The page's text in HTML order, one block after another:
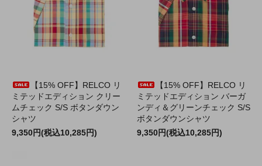
【15% OFF】RELCO リ
ミテッドエディション クリー
ムチェック S/S ボタンダウン
シャツ
9,350円(税込10,285円)
【15% OFF】RELCO リ
ミテッドエディション バーガ
ンディ＆グリーンチェック S/S
ボタンダウンシャツ
9,350円(税込10,285円)